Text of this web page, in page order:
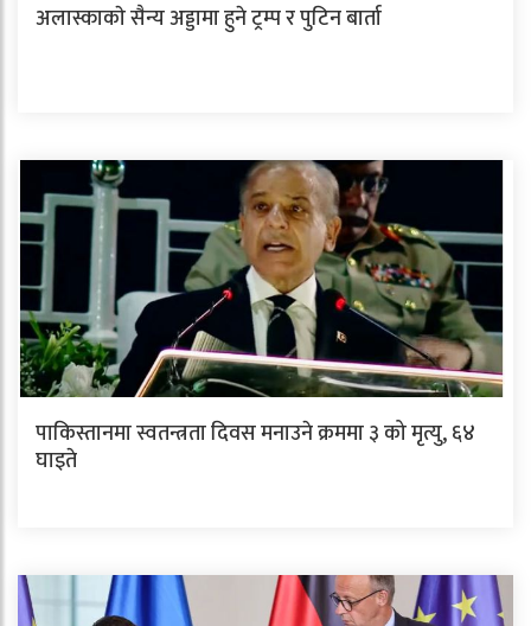
अलास्काकाे सैन्य अड्डामा हुने ट्रम्प र पुटिन बार्ता
पाकिस्तानमा स्वतन्त्रता दिवस मनाउने क्रममा ३ को मृत्यु, ६४
घाइते